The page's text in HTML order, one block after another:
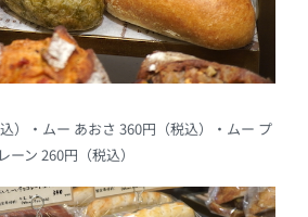
）・ムー あおさ 360円（税込）・ムー プ
レーン 260円（税込）